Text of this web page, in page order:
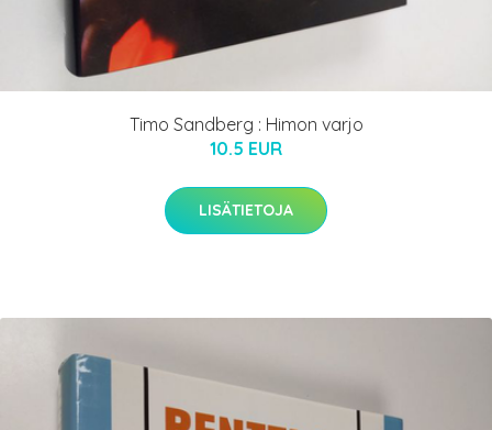
Timo Sandberg : Himon varjo
10.5 EUR
LISÄTIETOJA